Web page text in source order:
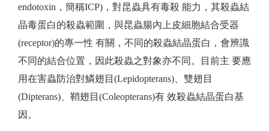
endotoxin，簡稱ICP)，對昆蟲具有毒殺 能力，其殺蟲結
晶毒蛋白的殺蟲範圍，與昆蟲腸內上皮細胞結合受器
(receptor)的專一性 有關，不同的殺蟲結晶蛋白，會辨識
不同的結合位置，因此殺蟲之對象亦不同。目前主 要應
用在害蟲防治對鱗翅目(Lepidopterans)、雙翅目
(Dipterans)、鞘翅目(Coleopterans)有 效殺蟲結晶蛋白基
因。